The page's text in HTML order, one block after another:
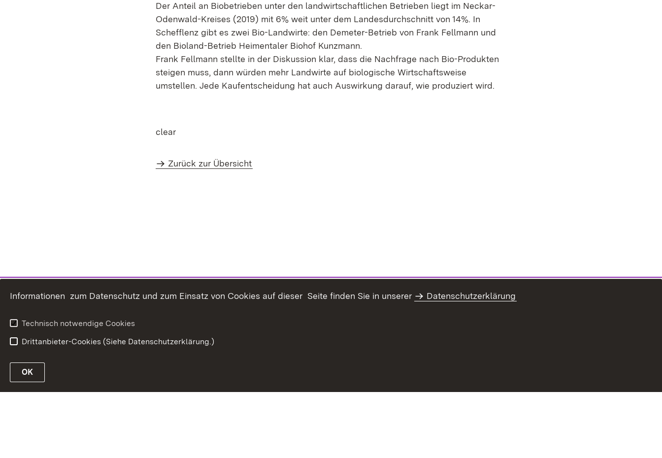
Der Anteil an Biobetrieben unter den landwirtschaftlichen Betrieben liegt im Neckar-
Odenwald-Kreises (2019) mit 6% weit unter dem Landesdurchschnitt von 14%. In
Schefflenz gibt es zwei Bio-Landwirte: den Demeter-Betrieb von Frank Fellmann und
den Bioland-Betrieb Heimentaler Biohof Kunzmann.
Frank Fellmann stellte in der Diskussion klar, dass die Nachfrage nach Bio-Produkten
steigen muss, dann würden mehr Landwirte auf biologische Wirtschaftsweise
umstellen. Jede Kaufentscheidung hat auch Auswirkung darauf, wie produziert wird.
clear
Zurück zur Übersicht
Informationen zum Datenschutz und zum Einsatz von Cookies auf dieser Seite finden Sie in unserer Datenschutzerklärung
Technisch notwendige Cookies
Drittanbieter-Cookies (Siehe Datenschutzerklärung.)
OK